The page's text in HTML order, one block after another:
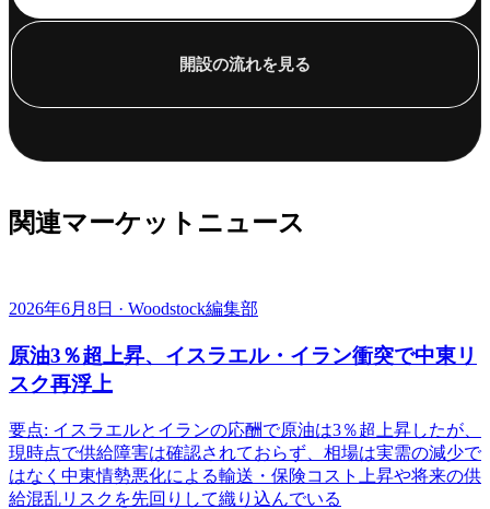
開設の流れを見る
関連マーケットニュース
2026年6月8日 · Woodstock編集部
原油3％超上昇、イスラエル・イラン衝突で中東リ
スク再浮上
要点: イスラエルとイランの応酬で原油は3％超上昇したが、
現時点で供給障害は確認されておらず、相場は実需の減少で
はなく中東情勢悪化による輸送・保険コスト上昇や将来の供
給混乱リスクを先回りして織り込んでいる